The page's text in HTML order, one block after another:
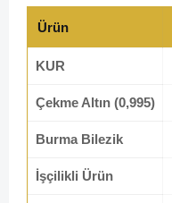
Ürün
KUR
Çekme Altın (0,995)
Burma Bilezik
İşçilikli Ürün